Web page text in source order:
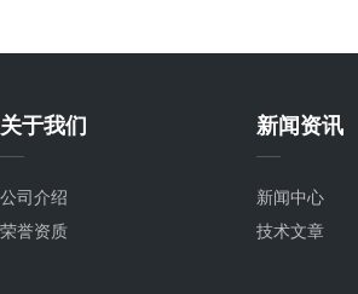
关于我们
公司介绍
荣誉资质
新闻资讯
新闻中心
技术文章